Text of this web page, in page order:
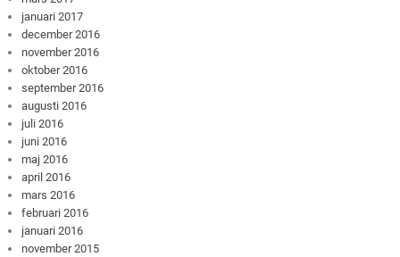
januari 2017
december 2016
november 2016
oktober 2016
september 2016
augusti 2016
juli 2016
juni 2016
maj 2016
april 2016
mars 2016
februari 2016
januari 2016
november 2015